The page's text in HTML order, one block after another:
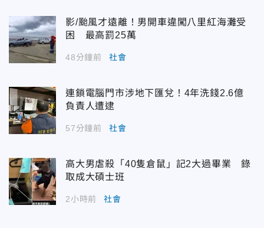
影/颱風才遠離！男開車違闖八里紅海灘受
困 最高罰25萬
48分鐘前 社會
連鎖電腦門市涉地下匯兌！4年洗錢2.6億
負責人遭逮
57分鐘前 社會
高大男虐殺「40隻倉鼠」記2大過畢業 錄
取成大碩士班
2小時前 社會